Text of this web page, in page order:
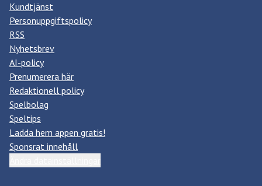
Kundtjänst
Personuppgiftspolicy
RSS
Nyhetsbrev
AI-policy
Prenumerera här
Redaktionell policy
Spelbolag
Speltips
Ladda hem appen gratis!
Sponsrat innehåll